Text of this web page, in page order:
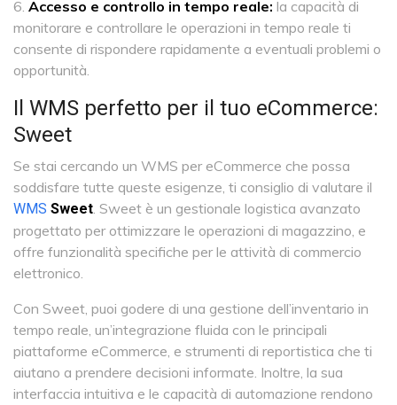
Accesso e controllo in tempo reale: la capacità di
monitorare e controllare le operazioni in tempo reale ti
consente di rispondere rapidamente a eventuali problemi o
opportunità.
Il WMS perfetto per il tuo eCommerce:
Sweet
Se stai cercando un WMS per eCommerce che possa
soddisfare tutte queste esigenze, ti consiglio di valutare il
WMS Sweet. Sweet è un gestionale logistica avanzato
progettato per ottimizzare le operazioni di magazzino, e
offre funzionalità specifiche per le attività di commercio
elettronico.
Con Sweet, puoi godere di una gestione dell’inventario in
tempo reale, un’integrazione fluida con le principali
piattaforme eCommerce, e strumenti di reportistica che ti
aiutano a prendere decisioni informate. Inoltre, la sua
interfaccia intuitiva e le capacità di automazione rendono